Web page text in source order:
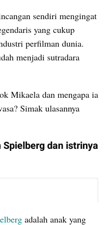
sendiri mengingat
yang cukup
perfilman dunia.
menjadi sutradara
Mikaela dan mengapa ia
Simak ulasannya
dan istrinya
adalah anak yang